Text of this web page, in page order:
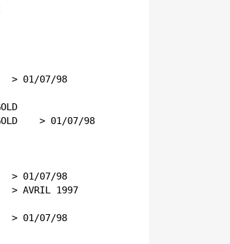
> 01/07/98
GOLD
> 01/07/98
> 01/07/98
> AVRIL 1997
> 01/07/98